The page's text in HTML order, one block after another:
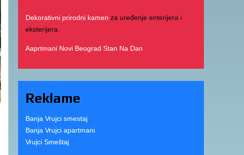
Dekorativni prirodni kamen za uređenje enterijera i
eksterijera.
Aaprtmani Novi Beograd Stan Na Dan
Reklame
Banja Vrujci smestaj
Banja Vrujci apartmani
Vrujci Smeštaj